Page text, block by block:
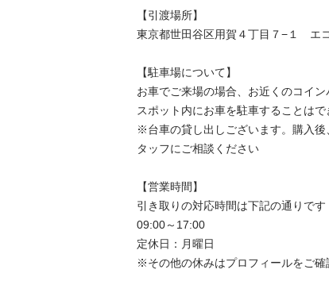
【引渡場所】
東京都世田谷区用賀４丁目７−１　エ
【駐⾞場について】
お車でご来場の場合、お近くのコイン
スポット内にお車を駐車することはで
※台⾞の貸し出しございます。購入
タッフにご相談ください
【営業時間】
引き取りの対応時間は下記の通りです
09:00～17:00
定休日：月曜日
※その他の休みはプロフィールをご確